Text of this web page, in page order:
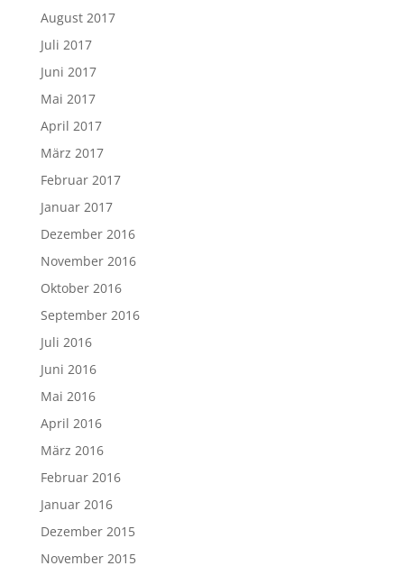
August 2017
Juli 2017
Juni 2017
Mai 2017
April 2017
März 2017
Februar 2017
Januar 2017
Dezember 2016
November 2016
Oktober 2016
September 2016
Juli 2016
Juni 2016
Mai 2016
April 2016
März 2016
Februar 2016
Januar 2016
Dezember 2015
November 2015